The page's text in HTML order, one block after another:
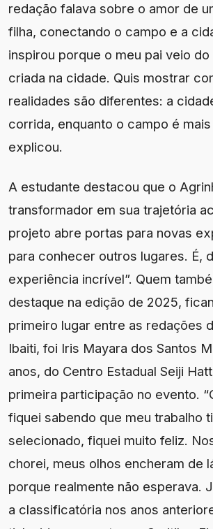
redação falava sobre o amor de
filha, conectando o campo e a
inspirou porque o meu pai veio
criada na cidade. Quis mostrar
realidades são diferentes: a
corrida, enquanto o campo é mais
explicou.
A estudante destacou que o
transformador em sua trajetória
projeto abre portas para novas
para conhecer outros lugares. É,
experiência incrível”. Quem
destaque na edição de 2025,
primeiro lugar entre as redações
Ibaiti, foi Iris Mayara dos Santos
anos, do Centro Estadual Seiji
primeira participação no evento.
fiquei sabendo que meu trabalho
selecionado, fiquei muito feliz.
chorei, meus olhos encheram de
porque realmente não esperava.
a classificatória nos anos